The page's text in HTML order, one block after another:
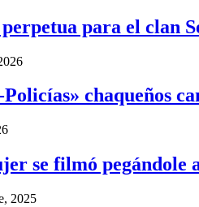
para el clan
chaqueños
se filmó pegándole
2025